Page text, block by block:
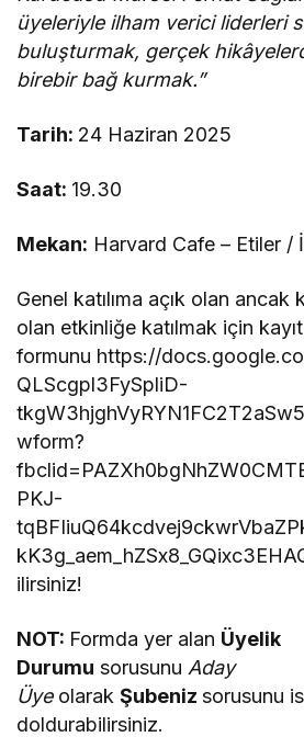
üyeleriyle ilham verici liderleri
buluşturmak, gerçek
birebir bağ kurmak.”
Tarih: 24 Haziran 2025
Saat: 19.30
Mekan: Harvard Cafe – Etiler /
Genel katılıma açık olan ancak
olan etkinliğe katılmak için kayıt
formunu https://
QLScgpl3FySpliD-
wform?
PKJ-
ilirsiniz!
NOT: Formda yer alan Üyelik
Durumu sorusunu Aday
ÜyeolarakŞubenizsorusunu
doldurabilirsiniz.